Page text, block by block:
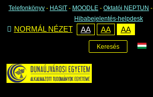
Telefonkönyv - HASIT - MOODLE - Oktatói NEPTUN -
Hibabejelentés-helpdesk
NORMÁL NÉZET AA AA AA
Keresés